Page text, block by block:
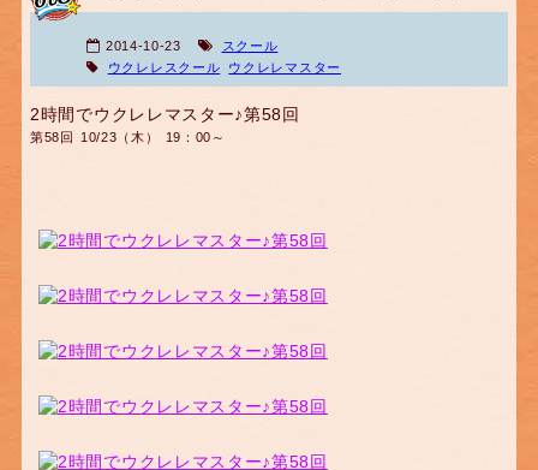
2014-10-23
スクール
ウクレレスクール
ウクレレマスター
2時間でウクレレマスター♪第58回
第58回 10/23（木） 19：00～